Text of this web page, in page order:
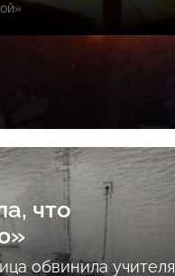
что
обвинила учителя